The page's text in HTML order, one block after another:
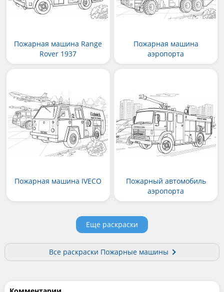
Пожарная машина Range
Rover 1937
Пожарная машина
аэропорта
Пожарная машина IVECO
Пожарный автомобиль
аэропорта
Еще раскраски
Все раскраски Пожарные машины